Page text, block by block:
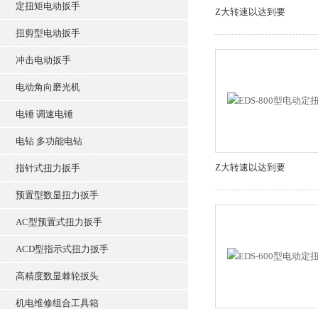
定扭矩电动扳手
扭剪型电动扳手
冲击电动扳手
电动角向磨光机
电锤 调速电锤
电钻 多功能电钻
指针式扭力扳手
预置型数显扭力扳手
AC型预置式扭力扳手
ACD型指示式扭力扳手
高精度数显棘轮扳头
机电维修组合工具箱
Z大转速以达到要
Z大转速以达到要